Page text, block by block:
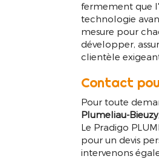
fermement que
technologie
mesure pour
développer,
clientèle
Contact
Pour toute
Plumeliau-Bieuzy
Le Pradigo
pour un devis
intervenons